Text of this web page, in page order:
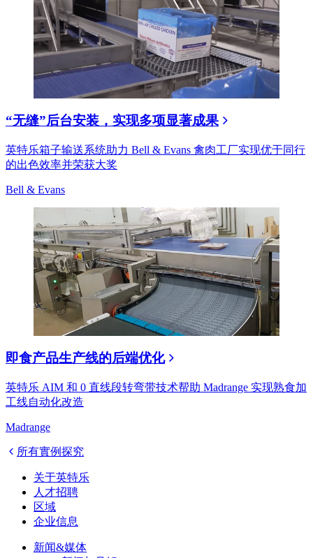
“无缝”后台安装，实现多项显著成果
英特乐箱子输送系统助力 Bell & Evans 禽肉工厂实现优于同行
的出色效率并荣获大奖
Bell & Evans
即食产品生产线的后端优化
英特乐 AIM 和 0 直线段转弯带技术帮助 Madrange 实现熟食加
工线自动化改造
Madrange
所有實例探究
关于英特乐
人才招聘
区域
企业信息
新闻&媒体